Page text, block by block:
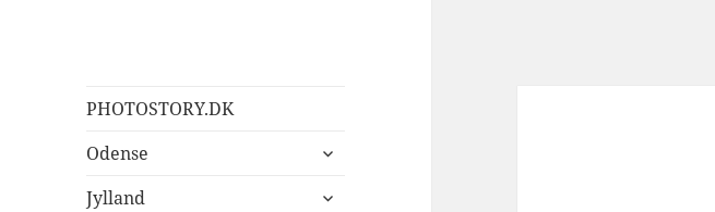
PhotoStory – en
rejse i billeder og
ord
En verden af oplevelser
PHOTOSTORY.DK
Odense
udvid
Jylland
udvid